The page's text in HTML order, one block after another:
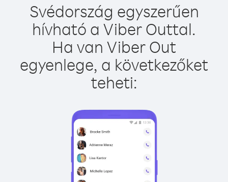
Svédország egyszerűen
hívható a Viber Outtal.
Ha van Viber Out
egyenlege, a következőket
teheti: